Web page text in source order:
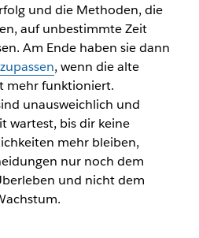
und die Methoden, die
auf unbestimmte Zeit
Am Ende haben sie dann
, wenn die alte
mehr funktioniert.
unausweichlich und
wartest, bis dir keine
mehr bleiben,
nur noch dem
und nicht dem